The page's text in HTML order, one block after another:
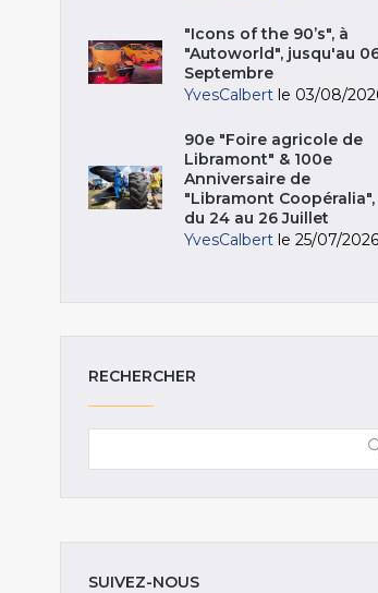
"Icons of the 90’s", à
"Autoworld", jusqu'au
Septembre
YvesCalbert le 03/08/
90e "Foire agricole de
Libramont" & 100e
Anniversaire de
"Libramont Coopéralia",
du 24 au 26 Juillet
YvesCalbert le 25/07/2026
RECHERCHER
SUIVEZ-NOUS